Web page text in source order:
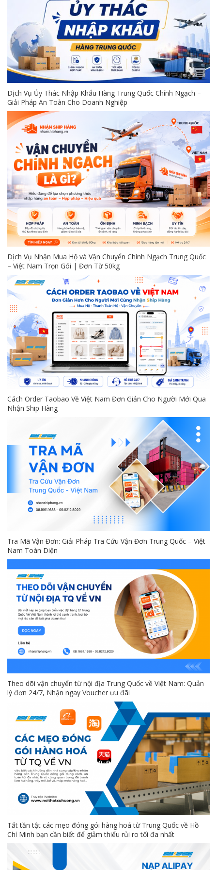
Dịch Vụ Ủy Thác Nhập Khẩu Hàng Trung Quốc Chính Ngạch –
Giải Pháp An Toàn Cho Doanh Nghiệp
Dịch Vụ Nhận Mua Hộ và Vận Chuyển Chính Ngạch Trung Quốc
– Việt Nam Trọn Gói | Đơn Từ 50kg
Cách Order Taobao Về Việt Nam Đơn Giản Cho Người Mới Qua
Nhận Ship Hàng
Tra Mã Vận Đơn: Giải Pháp Tra Cứu Vận Đơn Trung Quốc – Việt
Nam Toàn Diện
Theo dõi vận chuyển từ nội địa Trung Quốc về Việt Nam: Quản
lý đơn 24/7, Nhận ngay Voucher ưu đãi
Tất tần tật các mẹo đóng gói hàng hoá từ Trung Quốc về Hồ
Chí Minh bạn cần biết để giảm thiểu rủi ro tối đa nhất